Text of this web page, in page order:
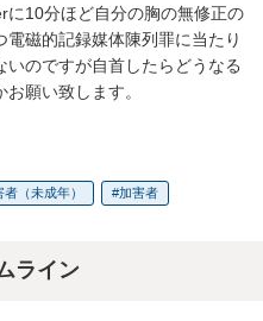
10分ほど自分の胸の無修正の
磁的記録媒体陳列罪に当たり
のですが自首したらどうなる
願い致します。
者（未成年） 加害者
ライン